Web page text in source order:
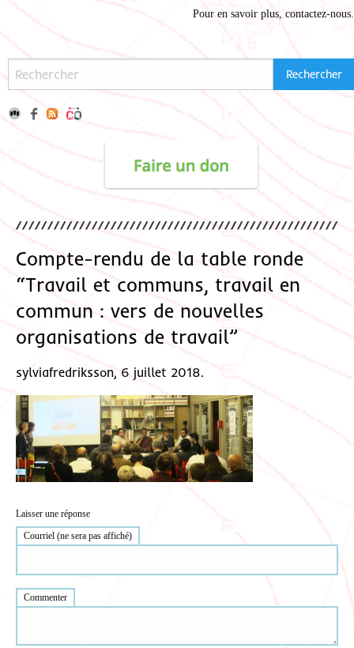
Pour en savoir plus, contactez-nous
Compte-rendu de la table ronde
“Travail et communs, travail en
commun : vers de nouvelles
organisations de travail”
sylviafredriksson, 6 juillet 2018.
Laisser une réponse
Courriel (ne sera pas affiché)
Commenter